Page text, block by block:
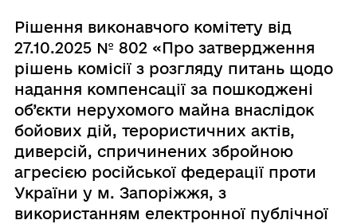
Рішення виконавчого комітету від
27.10.2025 № 802 «Про затвердження
рішень комісії з розгляду питань щодо
надання компенсації за пошкоджені
об’єкти нерухомого майна внаслідок
бойових дій, терористичних актів,
диверсій, спричинених збройною
агресією російської федерації проти
України у м. Запоріжжя, з
використанням електронної публічної